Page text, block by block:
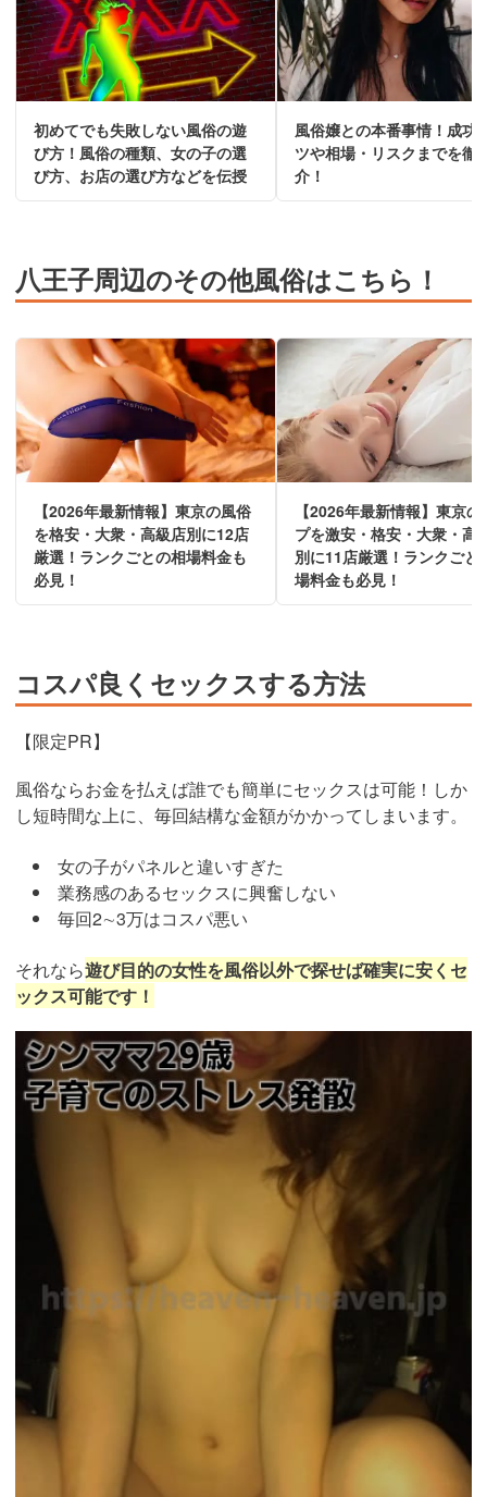
初めてでも失敗しない風俗の遊
び方！風俗の種類、女の子の選
び方、お店の選び方などを伝授
風俗嬢との本番事情！成功
ツや相場・リスクまでを徹
介！
八王子周辺のその他風俗はこちら！
【2026年最新情報】東京の風俗
を格安・大衆・高級店別に12店
厳選！ランクごとの相場料金も
必見！
【2026年最新情報】東京の
プを激安・格安・大衆・高
別に11店厳選！ランクごと
場料金も必見！
コスパ良くセックスする方法
【限定PR】
風俗ならお金を払えば誰でも簡単にセックスは可能！しか
し短時間な上に、毎回結構な金額がかかってしまいます。
女の子がパネルと違いすぎた
業務感のあるセックスに興奮しない
毎回2∼3万はコスパ悪い
それなら遊び目的の女性を風俗以外で探せば確実に安くセ
ックス可能です！
https://pcmax.jp/lp/?
ad_id=rm327007